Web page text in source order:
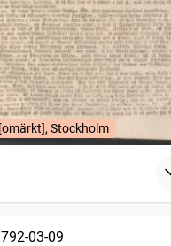
[omärkt], Stockholm
03-09